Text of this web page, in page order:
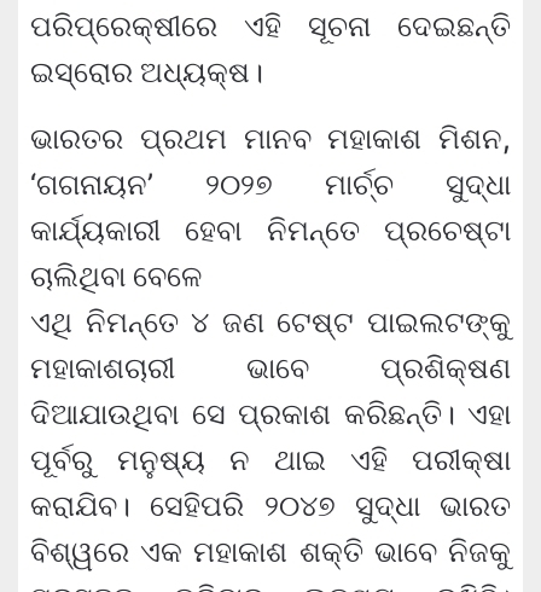
ପରିପ୍ରେକ୍ଷୀରେ ଏହି ସୂଚନା ଦେଇଛନ୍ତି
ଇସ୍ରୋର ଅଧ୍ୟକ୍ଷ।
ଭାରତର ପ୍ରଥମ ମାନବ ମହାକାଶ ମିଶନ,
‘ଗଗନାୟନ’ ୨୦୨୭ ମାର୍ଚ୍ଚ ସୁଦ୍ଧା
କାର୍ଯ୍ୟକାରୀ ହେବା ନିମନ୍ତେ ପ୍ରଚେଷ୍ଟା
ଚାଲିଥିବା ବେଳେ
ଏଥି ନିମନ୍ତେ ୪ ଜଣ ଟେଷ୍ଟ ପାଇଲଟଙ୍କୁ
ମହାକାଶଚାରୀ ଭାବେ ପ୍ରଶିକ୍ଷଣ
ଦିଆଯାଉଥିବା ସେ ପ୍ରକାଶ କରିଛନ୍ତି। ଏହା
ପୂର୍ବରୁ ମନୁଷ୍ୟ ନ ଥାଇ ଏହି ପରୀକ୍ଷା
କରାଯିବ। ସେହିପରି ୨୦୪୭ ସୁଦ୍ଧା ଭାରତ
ବିଶ୍ୱରେ ଏକ ମହାକାଶ ଶକ୍ତି ଭାବେ ନିଜକୁ